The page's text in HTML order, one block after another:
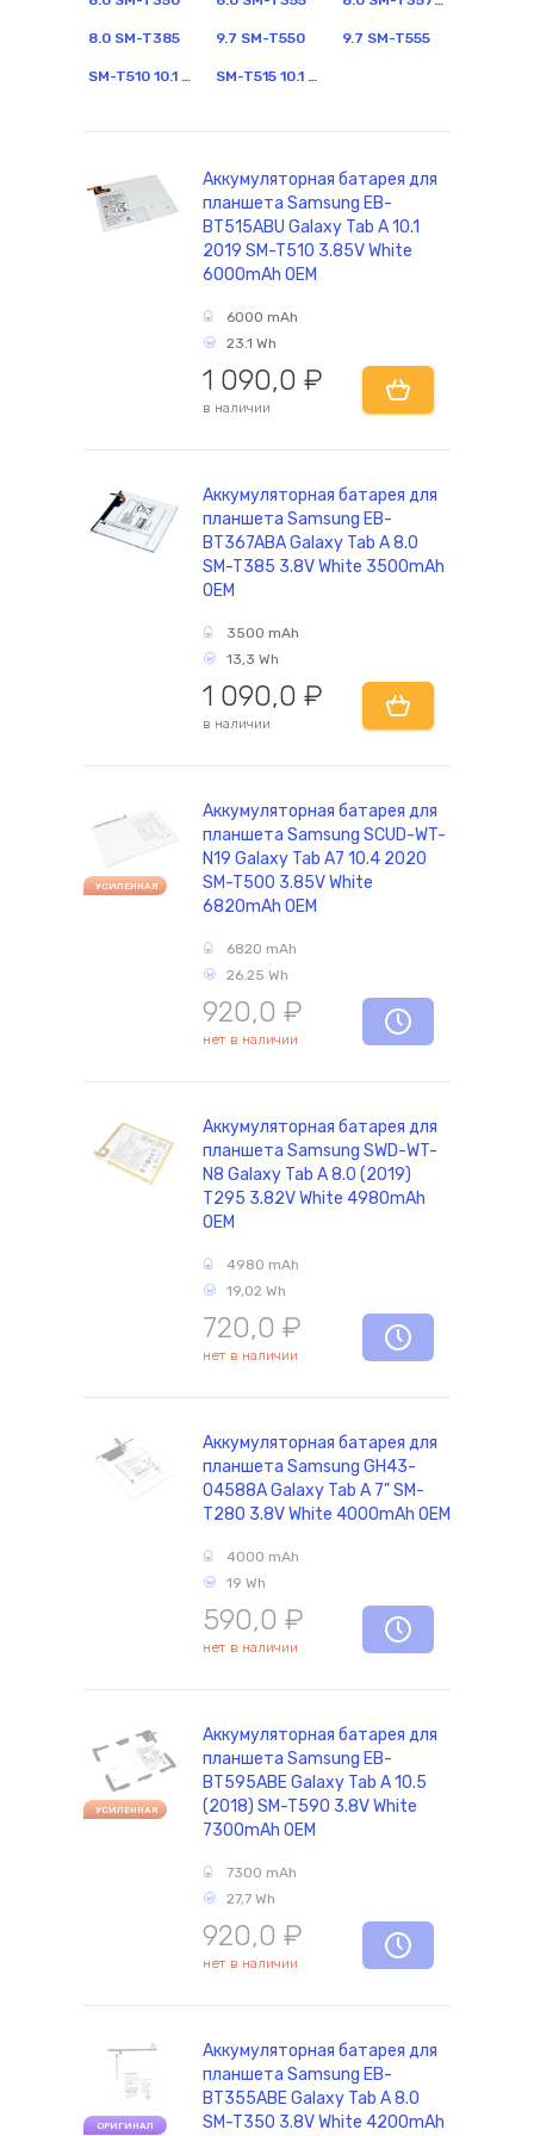
комплектующие
8.0 SM-T385 9.7 SM-T550 9.7 SM-T555
SM-T510 10.1 2019 SM-T515 10.1 2019
Аккумуляторная батарея для
планшета Samsung EB-
BT515ABU Galaxy Tab A 10.1
2019 SM-T510 3.85V White
6000mAh OEM
6000 mAh
23.1 Wh
1 090,0 ₽
в наличии
Аккумуляторная батарея для
планшета Samsung EB-
BT367ABA Galaxy Tab A 8.0
SM-T385 3.8V White 3500mAh
OEM
3500 mAh
13,3 Wh
1 090,0 ₽
в наличии
УСИЛЕННАЯ
Аккумуляторная батарея для
планшета Samsung SCUD-WT-
N19 Galaxy Tab A7 10.4 2020
SM-T500 3.85V White
6820mAh OEM
6820 mAh
26.25 Wh
920,0 ₽
нет в наличии
Аккумуляторная батарея для
планшета Samsung SWD-WT-
N8 Galaxy Tab A 8.0 (2019)
T295 3.82V White 4980mAh
OEM
4980 mAh
19,02 Wh
720,0 ₽
нет в наличии
Аккумуляторная батарея для
планшета Samsung GH43-
04588A Galaxy Tab A 7" SM-
T280 3.8V White 4000mAh OEM
4000 mAh
19 Wh
590,0 ₽
нет в наличии
УСИЛЕННАЯ
Аккумуляторная батарея для
планшета Samsung EB-
BT595ABE Galaxy Tab A 10.5
(2018) SM-T590 3.8V White
7300mAh OEM
7300 mAh
27,7 Wh
920,0 ₽
нет в наличии
ОРИГИНАЛ
Аккумуляторная батарея для
планшета Samsung EB-
BT355ABE Galaxy Tab A 8.0
SM-T350 3.8V White 4200mAh